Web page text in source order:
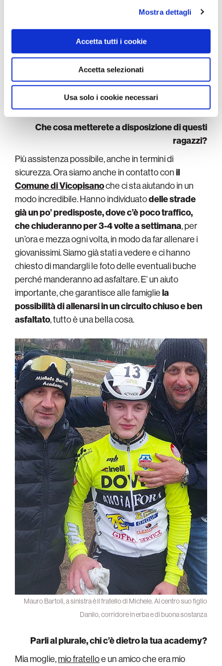
analizzare il nostro traffico. Condividiamo inoltre
nostri partner che si occupano di analisi dei dati web,
pubblicità e social media, i quali potrebbero combinarle
con altre informazioni che ha fornito loro o che hanno
raccolto dal suo utilizzo dei loro servizi.
Mostra dettagli
Accetta tutti i cookie
Accetta selezionati
Usa solo i cookie necessari
dietro una filosofia e anche un’etica. Voglio
famiglia che ha già un figlio che corre e vuole
sposare la nostra causa.Potremmo anche
prenderlo, ma vogliamo anche dare linearità al
progetto. Partire dai giovanissimi e insieme gli
esordienti, poi gli allievi e da ultimo gli juniores.
Che cosa metterete a disposizione di questi
ragazzi?
Più assistenza possibile, anche in termini di
sicurezza. Ora siamo anche in contatto conil
Comune di Vicopisanoche ci sta aiutando in un
modo incredibile. Hanno individuatodelle strade
già un po’ predisposte, dove c’è poco traffico,
che chiuderanno per 3-4 volte a settimana, per
un’ora e mezza ogni volta, in modo da far allenare i
giovanissimi. Siamo già stati a vedere e ci hanno
chiesto di mandargli le foto delle eventuali buche
perché manderanno ad asfaltare. E’ un aiuto
importante, che garantisce alle famigliela
possibilità di allenarsi in un circuito chiuso e ben
asfaltato, tutto è una bella cosa.
Mauro Bartoli, a sinistra è il fratello di Michele. Al centro suo figlio
Danilo, corridore in erba e di buona sostanza
Parli al plurale, chi c’è dietro la tua academy?
Mia moglie,mio fratelloe un amico che era mio